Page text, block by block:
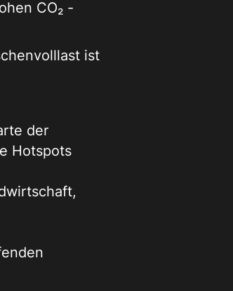
CO₂ -
ist
der
Hotspots